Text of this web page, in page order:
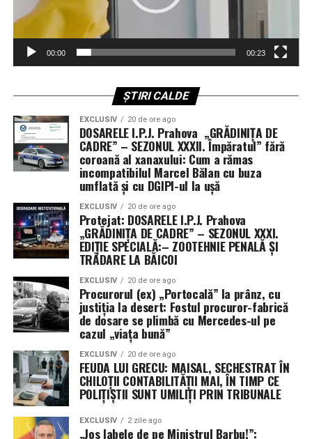
Industria maritimă a votat: Eforturile americane
sunt insuficiente
Testul suprem al succesului nu se află în comunicatele
de asigurări și ale proprietarilor de nave. Dacă aceștia
decid că riscul este prea mare — așa cum au făcut-o deja
— traficul încetează, iar economia mondială intră în
colaps.
Deși navele de război americane au reușit să se protejeze
de drone și bărci rapide, ele au eșuat în misiunea de a
extinde această protecție asupra flotei comerciale.
Auto-apărarea nu este suficientă atunci când misiunea
ta principală este menținerea căilor navigabile deschise.
Lecția istoriei și eșecul tactic al noii ere
Istoria navală ne învață că, în ambele Războaie
Mondiale, aliații au fost reticenți în a adopta sistemul
convoaielor, preferând să „vâneze” amenințarea. În
ambele cazuri, strategia a eșuat catastrofal până când s-
a revenit la escortarea directă. Astăzi, Marina pare să
repete aceleași greșeli, încercând să creeze „coridoare
sigure” de la distanță, o tactică ce nu a reușit să
convingă armatorii să își trimită navele la apă.
00:00 00:23
ȘTIRI CALDE
EXCLUSIV 20 de ore ago
DOSARELE I.P.J. Prahova „GRĂDINIȚA DE
CADRE” – SEZONUL XXXII. Împăratul” fără
coroană al xanaxului: Cum a rămas
incompatibilul Marcel Bălan cu buza
umflată și cu DGIPI-ul la ușă
EXCLUSIV 20 de ore ago
Protejat: DOSARELE I.P.J. Prahova
„GRĂDINIȚA DE CADRE” – SEZONUL XXXI.
EDIȚIE SPECIALĂ:– ZOOTEHNIE PENALĂ ȘI
TRĂDARE LA BĂICOI
EXCLUSIV 20 de ore ago
Procurorul (ex) „Portocală” la prânz, cu
justiția la desert: Fostul procuror-fabrică
de dosare se plimbă cu Mercedes-ul pe
cazul „viața bună”
EXCLUSIV 20 de ore ago
FEUDA LUI GRECU: MAISAL, SECHESTRAT ÎN
CHILOȚII CONTABILITĂȚII MAI, ÎN TIMP CE
POLIȚIȘTII SUNT UMILIȚI PRIN TRIBUNALE
EXCLUSIV 2 zile ago
„Jos labele de pe Ministrul Barbu!”: